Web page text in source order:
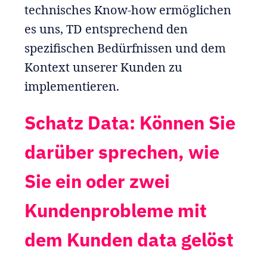
technisches Know-how ermöglichen
es uns, TD entsprechend den
spezifischen Bedürfnissen und dem
Kontext unserer Kunden zu
implementieren.
Schatz Data: Können Sie
darüber sprechen, wie
Sie ein oder zwei
Kundenprobleme mit
dem Kunden data gelöst